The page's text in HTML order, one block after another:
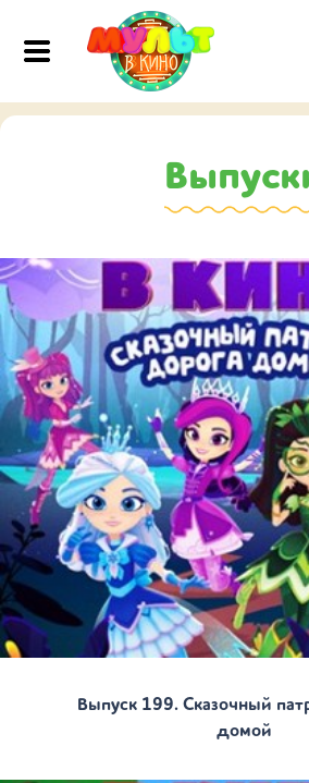
Выпуск 199. Сказочный
домой